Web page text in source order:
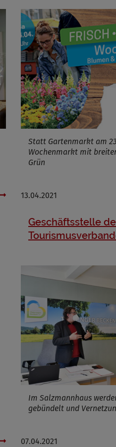
Statt Gartenmarkt am
Wochenmarkt mit
Grün
13.04.2021
Geschäftsstelle
Im Salzmannhaus
gebündelt und
07.04.2021